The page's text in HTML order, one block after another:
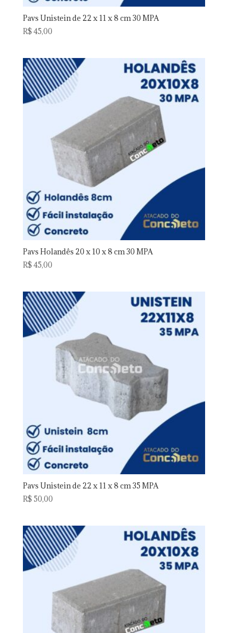
Pavs Unistein de 22 x 11 x 8 cm 30 MPA
R$ 45,00
Pavs Holandês 20 x 10 x 8 cm 30 MPA
R$ 45,00
Pavs Unistein de 22 x 11 x 8 cm 35 MPA
R$ 50,00